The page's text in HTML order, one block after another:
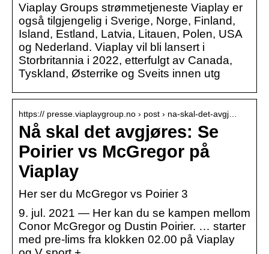
Viaplay Groups strømmetjeneste Viaplay er
også tilgjengelig i Sverige, Norge, Finland,
Island, Estland, Latvia, Litauen, Polen, USA
og Nederland. Viaplay vil bli lansert i
Storbritannia i 2022, etterfulgt av Canada,
Tyskland, Østerrike og Sveits innen utg
https:// presse.viaplaygroup.no › post › na-skal-det-avgj…
Nå skal det avgjøres: Se
Poirier vs McGregor på
Viaplay
Her ser du McGregor vs Poirier 3
9. jul. 2021 — Her kan du se kampen mellom
Conor McGregor og Dustin Poirier. … starter
med pre-lims fra klokken 02.00 på Viaplay